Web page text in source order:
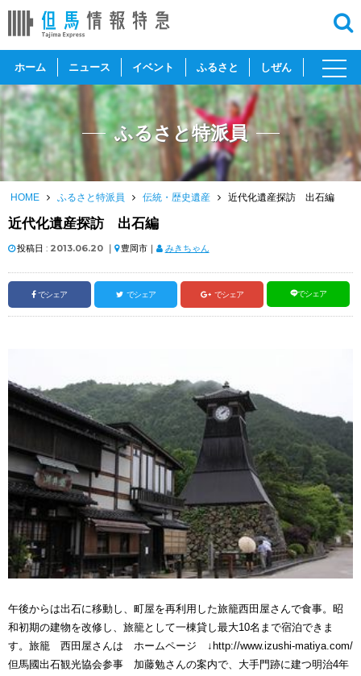
ホーム ニュース イベント ふるさと しぜん
toggle
ふるさと特派員
HOME ふるさと特派員 伝統・歴史遺産 近代化遺産探訪 出石編
近代化遺産探訪 出石編
投稿日 : 2013.06.20 ｜ 豊岡市｜ みきちゃん
でシェア でシェア でシェア でシェア
午後からは出石に移動し、町屋を再利用した旅籠西田屋さんで食事。昭
和初期の建物を改修し、旅籠として一棟貸し最大10名まで宿泊できま
す。旅籠 西田屋さんは ホームページ ↓http://www.izushi-matiya.com/
但馬國出石観光協会参事 加藤勉さんの案内で、大手門跡に建つ明治4年